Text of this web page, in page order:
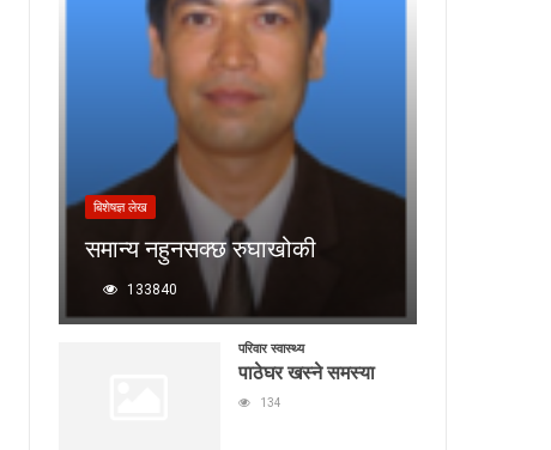
बिशेषज्ञ लेख
समान्य नहुनसक्छ रुघाखोकी
133840
परिवार स्वास्थ्य
पाठेघर खस्ने समस्या
134